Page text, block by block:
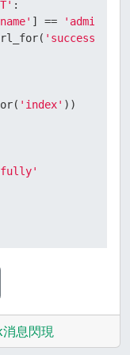
:
] == 'admin'
'success'
'index' ))
消息閃現